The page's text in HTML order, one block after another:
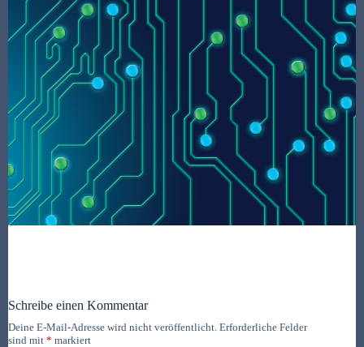
Schreibe einen Kommentar
Deine E-Mail-Adresse wird nicht veröffentlicht. Erforderliche Felder
sind mit * markiert